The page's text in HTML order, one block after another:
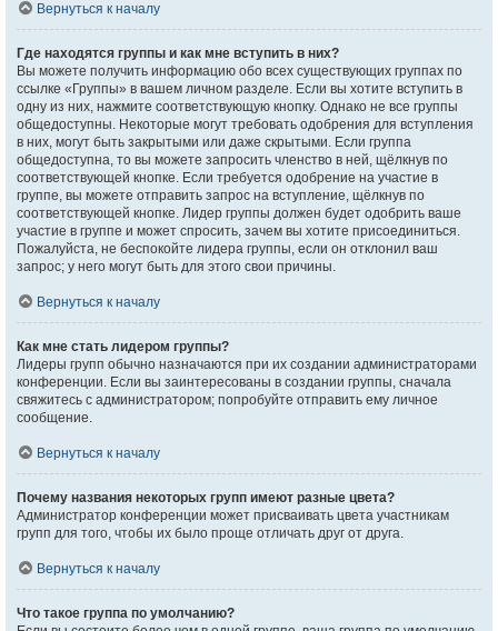
Вернуться к началу
Где находятся группы и как мне вступить в них?
Вы можете получить информацию обо всех существующих группах по
ссылке «Группы» в вашем личном разделе. Если вы хотите вступить в
одну из них, нажмите соответствующую кнопку. Однако не все группы
общедоступны. Некоторые могут требовать одобрения для вступления
в них, могут быть закрытыми или даже скрытыми. Если группа
общедоступна, то вы можете запросить членство в ней, щёлкнув по
соответствующей кнопке. Если требуется одобрение на участие в
группе, вы можете отправить запрос на вступление, щёлкнув по
соответствующей кнопке. Лидер группы должен будет одобрить ваше
участие в группе и может спросить, зачем вы хотите присоединиться.
Пожалуйста, не беспокойте лидера группы, если он отклонил ваш
запрос; у него могут быть для этого свои причины.
Вернуться к началу
Как мне стать лидером группы?
Лидеры групп обычно назначаются при их создании администраторами
конференции. Если вы заинтересованы в создании группы, сначала
свяжитесь с администратором; попробуйте отправить ему личное
сообщение.
Вернуться к началу
Почему названия некоторых групп имеют разные цвета?
Администратор конференции может присваивать цвета участникам
групп для того, чтобы их было проще отличать друг от друга.
Вернуться к началу
Что такое группа по умолчанию?